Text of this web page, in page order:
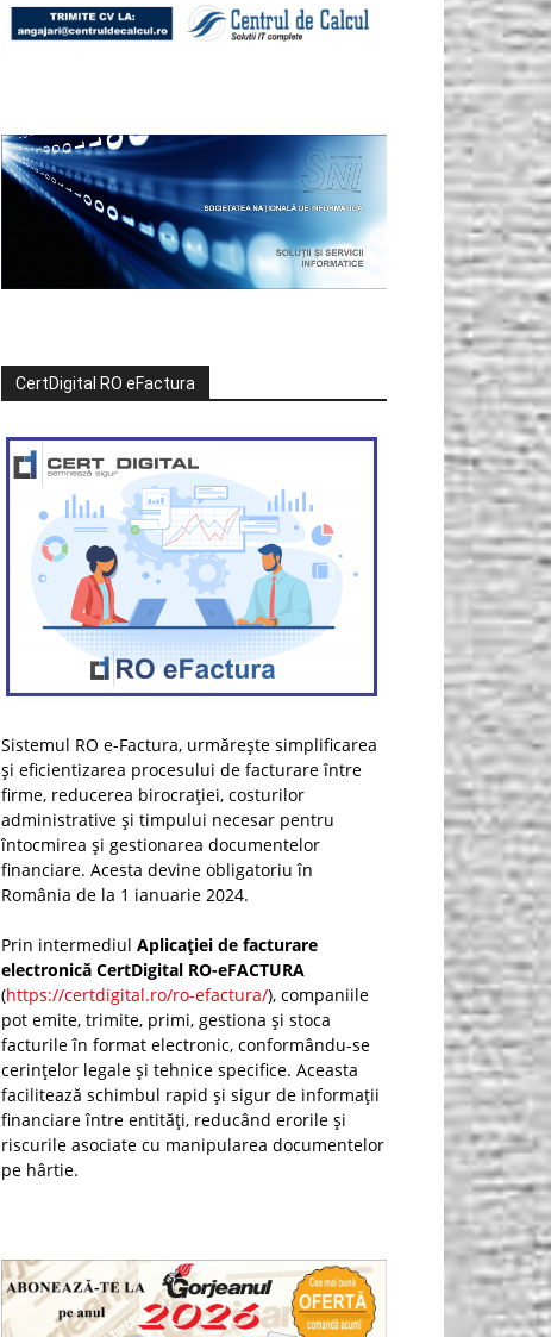
CertDigital RO eFactura
Sistemul RO e-Factura, urmărește simplificarea
și eficientizarea procesului de facturare între
firme, reducerea birocrației, costurilor
administrative și timpului necesar pentru
întocmirea și gestionarea documentelor
financiare. Acesta devine obligatoriu în
România de la 1 ianuarie 2024.
Prin intermediul Aplicației de facturare
electronică CertDigital RO-eFACTURA
(https://certdigital.ro/ro-efactura/), companiile
pot emite, trimite, primi, gestiona și stoca
facturile în format electronic, conformându-se
cerințelor legale și tehnice specifice. Aceasta
facilitează schimbul rapid și sigur de informații
financiare între entități, reducând erorile și
riscurile asociate cu manipularea documentelor
pe hârtie.